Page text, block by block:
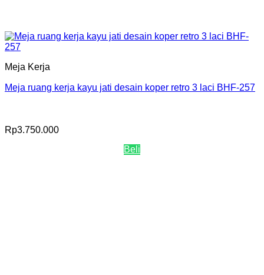
Meja Kerja
Meja ruang kerja kayu jati desain koper retro 3 laci BHF-257
Rp3.750.000
Beli